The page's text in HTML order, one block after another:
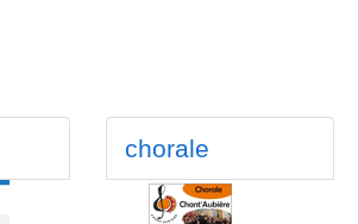
chorale